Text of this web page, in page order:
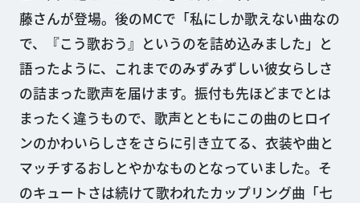
藤さんが登場。後のMCで「私にしか歌えない曲なの
で、『こう歌おう』というのを詰め込みました」と
語ったように、これまでのみずみずしい彼女らしさ
の詰まった歌声を届けます。振付も先ほどまでとは
まったく違うもので、歌声とともにこの曲のヒロイ
ンのかわいらしさをさらに引き立てる、衣装や曲と
マッチするおしとやかなものとなっていました。そ
のキュートさは続けて歌われたカップリング曲「七